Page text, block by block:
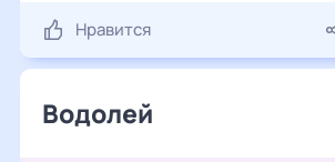
Нравится
Водолей